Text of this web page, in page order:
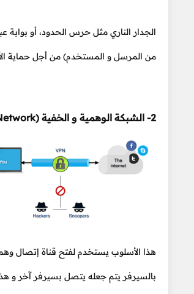
الجدار الناري مثل حرس الحدود، أو
من المرسل و المستخدم) من أجل حماية
2- الشبكة الوهمية و الخفية (Virtual Private Network)
هذا الأسلوب يستخدم لفتح قناة إتصال
بالسيرفر يتم جعله يتصل بسيرفر آخر و